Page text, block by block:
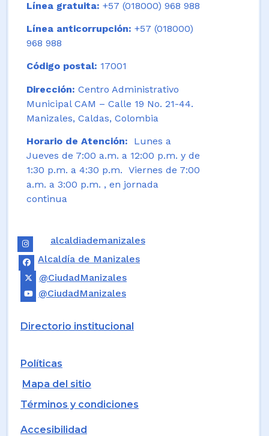
Línea gratuita: +57 (018000) 968 988
Línea anticorrupción: +57 (018000)
968 988
Código postal: 17001
Dirección: Centro Administrativo
Municipal CAM – Calle 19 No. 21-44.
Manizales, Caldas, Colombia
Horario de Atención: Lunes a
Jueves de 7:00 a.m. a 12:00 p.m. y de
1:30 p.m. a 4:30 p.m. Viernes de 7:00
a.m. a 3:00 p.m. , en jornada
continua
alcaldiademanizales
Alcaldía de Manizales
@CiudadManizales
@CiudadManizales
Directorio institucional
Políticas
Mapa del sitio
Términos y condiciones
Accesibilidad